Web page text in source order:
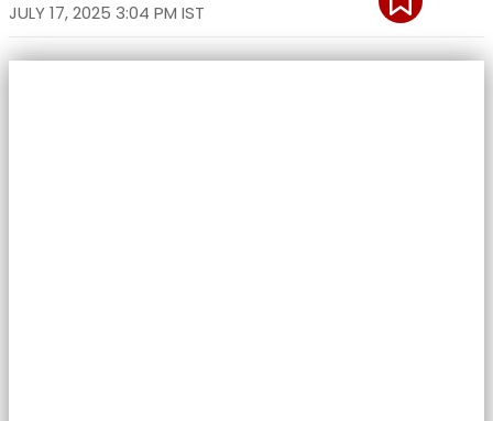
JULY 17, 2025 3:04 PM IST